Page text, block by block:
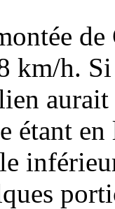
de
km/h.
étant